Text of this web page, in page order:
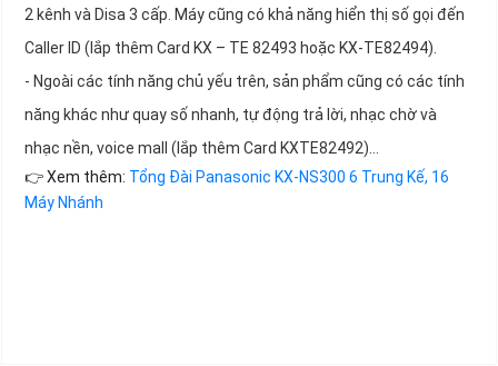
2 kênh và Disa 3 cấp. Máy cũng có khả năng hiển thị số gọi đến
Caller ID (lắp thêm Card KX – TE 82493 hoặc KX-TE82494).
- Ngoài các tính năng chủ yếu trên, sản phẩm cũng có các tính
năng khác như quay số nhanh, tự động trả lời, nhạc chờ và
nhạc nền, voice mall (lắp thêm Card KXTE82492)…
👉 Xem thêm: Tổng Đài Panasonic KX-NS300 6 Trung Kế, 16
Máy Nhánh